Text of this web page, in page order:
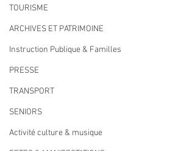
TOURISME
ARCHIVES ET PATRIMOINE
Instruction Publique & Familles
PRESSE
TRANSPORT
SENIORS
Activité culture & musique